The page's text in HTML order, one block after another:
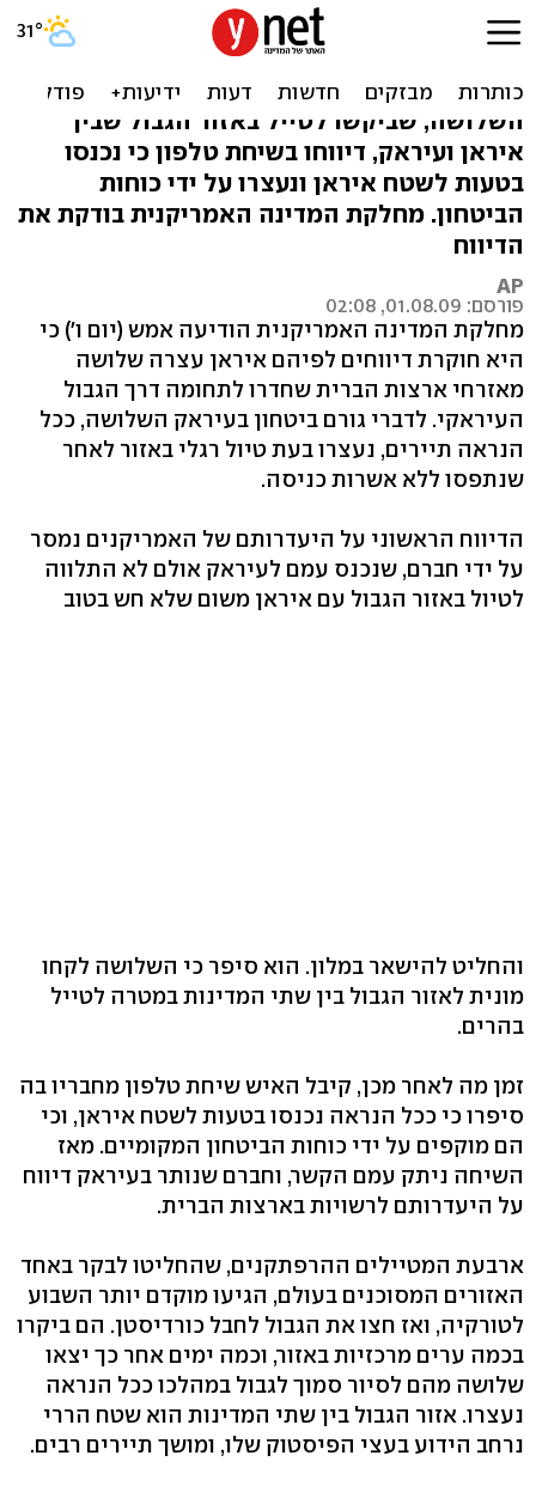
דיווח: שלושה תיירים
אמריקנים נעצרו באיראן
השלושה, שביקשו לטייל באזור הגבול שבין
איראן ועיראק, דיווחו בשיחת טלפון כי נכנסו
בטעות לשטח איראן ונעצרו על ידי כוחות
הביטחון. מחלקת המדינה האמריקנית בודקת את
הדיווח
AP
פורסם: 01.08.09, 02:08
מחלקת המדינה האמריקנית הודיעה אמש (יום ו') כי
היא חוקרת דיווחים לפיהם איראן עצרה שלושה
מאזרחי ארצות הברית שחדרו לתחומה דרך הגבול
העיראקי. לדברי גורם ביטחון בעיראק השלושה, ככל
הנראה תיירים, נעצרו בעת טיול רגלי באזור לאחר
שנתפסו ללא אשרות כניסה.
הדיווח הראשוני על היעדרותם של האמריקנים נמסר
על ידי חברם, שנכנס עמם לעיראק אולם לא התלווה
לטיול באזור הגבול עם איראן משום שלא חש בטוב
והחליט להישאר במלון. הוא סיפר כי השלושה לקחו
מונית לאזור הגבול בין שתי המדינות במטרה לטייל
בהרים.
זמן מה לאחר מכן, קיבל האיש שיחת טלפון מחבריו בה
סיפרו כי ככל הנראה נכנסו בטעות לשטח איראן, וכי
הם מוקפים על ידי כוחות הביטחון המקומיים. מאז
השיחה ניתק עמם הקשר, וחברם שנותר בעיראק דיווח
על היעדרותם לרשויות בארצות הברית.
ארבעת המטיילים ההרפתקנים, שהחליטו לבקר באחד
האזורים המסוכנים בעולם, הגיעו מוקדם יותר השבוע
לטורקיה, ואז חצו את הגבול לחבל כורדיסטן. הם ביקרו
בכמה ערים מרכזיות באזור, וכמה ימים אחר כך יצאו
שלושה מהם לסיור סמוך לגבול במהלכו ככל הנראה
נעצרו. אזור הגבול בין שתי המדינות הוא שטח הררי
נרחב הידוע בעצי הפיסטוק שלו, ומושך תיירים רבים.